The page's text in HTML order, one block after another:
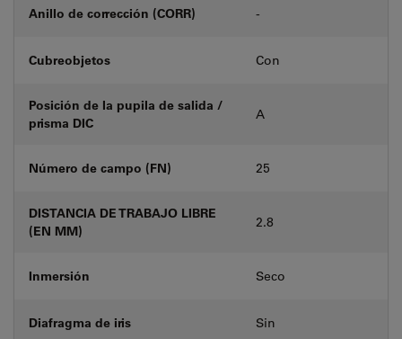
Anillo de corrección (CORR) -
Cubreobjetos Con
Posición de la pupila de salida /
prisma DIC
A
Número de campo (FN) 25
DISTANCIA DE TRABAJO LIBRE
(EN MM)
2.8
Inmersión Seco
Diafragma de iris Sin